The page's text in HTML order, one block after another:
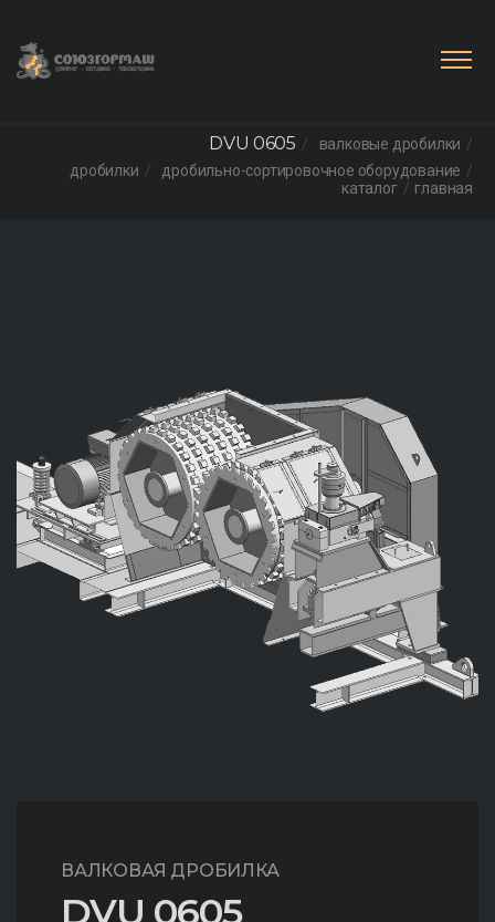
главная
каталог
дробильно-сортировочное оборудование
дробилки
валковые дробилки
DVU 0605
ВАЛКОВАЯ ДРОБИЛКА
DVU 0605